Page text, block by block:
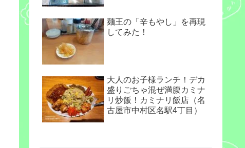
麺王の「辛もやし」を再現
してみた！
大人のお子様ランチ！デカ
盛りごちゃ混ぜ満腹カミナ
リ炒飯！カミナリ飯店（名
古屋市中村区名駅4丁目）